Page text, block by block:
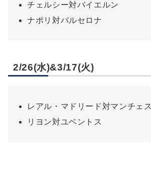
チェルシー対バイエルン
ナポリ対バルセロナ
2/26(水)&3/17(火)
レアル・マドリード対マンチェ
リヨン対ユベントス